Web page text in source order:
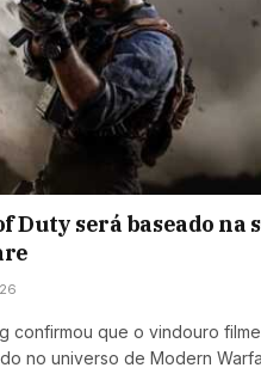
Duty será baseado na
confirmou que o vindouro
no universo de Modern